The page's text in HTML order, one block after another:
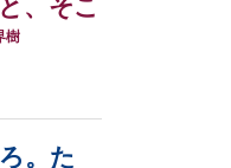
、そこ
樹
。た